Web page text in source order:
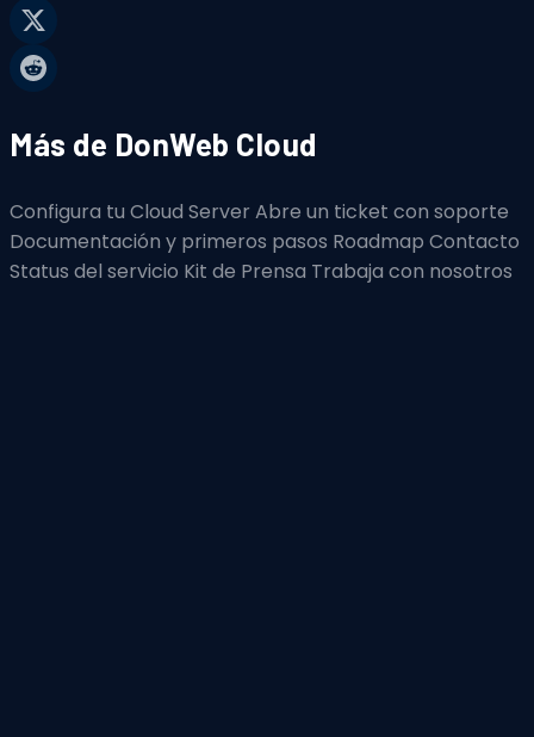
Más de DonWeb Cloud
Configura tu Cloud Server Abre un ticket con soporte
Documentación y primeros pasos Roadmap Contacto
Status del servicio Kit de Prensa Trabaja con nosotros